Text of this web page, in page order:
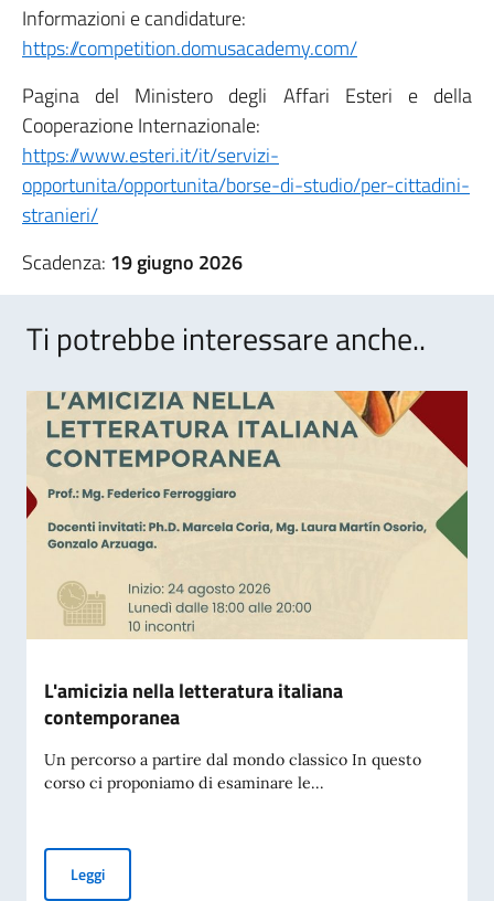
Informazioni e candidature:
https://competition.domusacademy.com/
Pagina del Ministero degli Affari Esteri e della
Cooperazione Internazionale:
https://www.esteri.it/it/servizi-
opportunita/opportunita/borse-di-studio/per-cittadini-
stranieri/
Scadenza: 19 giugno 2026
Ti potrebbe interessare anche..
L'amicizia nella letteratura italiana
contemporanea
Un percorso a partire dal mondo classico In questo
corso ci proponiamo di esaminare le...
LeggiL'amicizia nella letteratura italiana contemporanea